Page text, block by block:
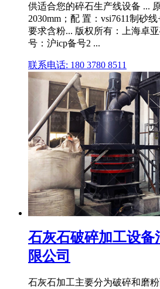
供适合您的碎石生产线设备 ...
2030mm；配 置：vsi7611制砂
要求含粉... 版权所有：上海卓
号：沪icp备号2 ...
联系电话: 180 3780 8511
石灰石破碎加工设备
限公司
石灰石加工主要分为破碎和磨